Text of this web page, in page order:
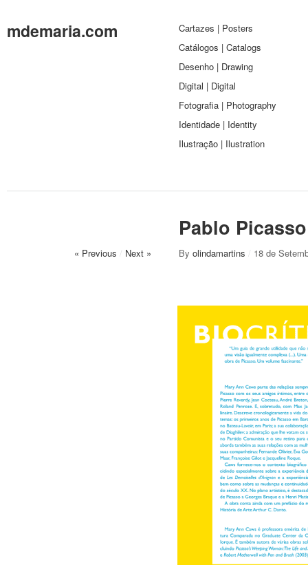
mdemaria.com
Cartazes | Posters
Catálogos | Catalogs
Desenho | Drawing
Digital | Digital
Fotografia | Photography
Identidade | Identity
Ilustração | Ilustration
Pablo Picasso
« Previous / Next » By olindamartins / 18 de